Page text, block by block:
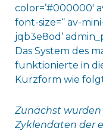
color=’#000000′
font-size=“ av-
jqb3e8od‘
Das System des
funktionierte in
Kurzform wie
Zunächst
Zyklendaten der